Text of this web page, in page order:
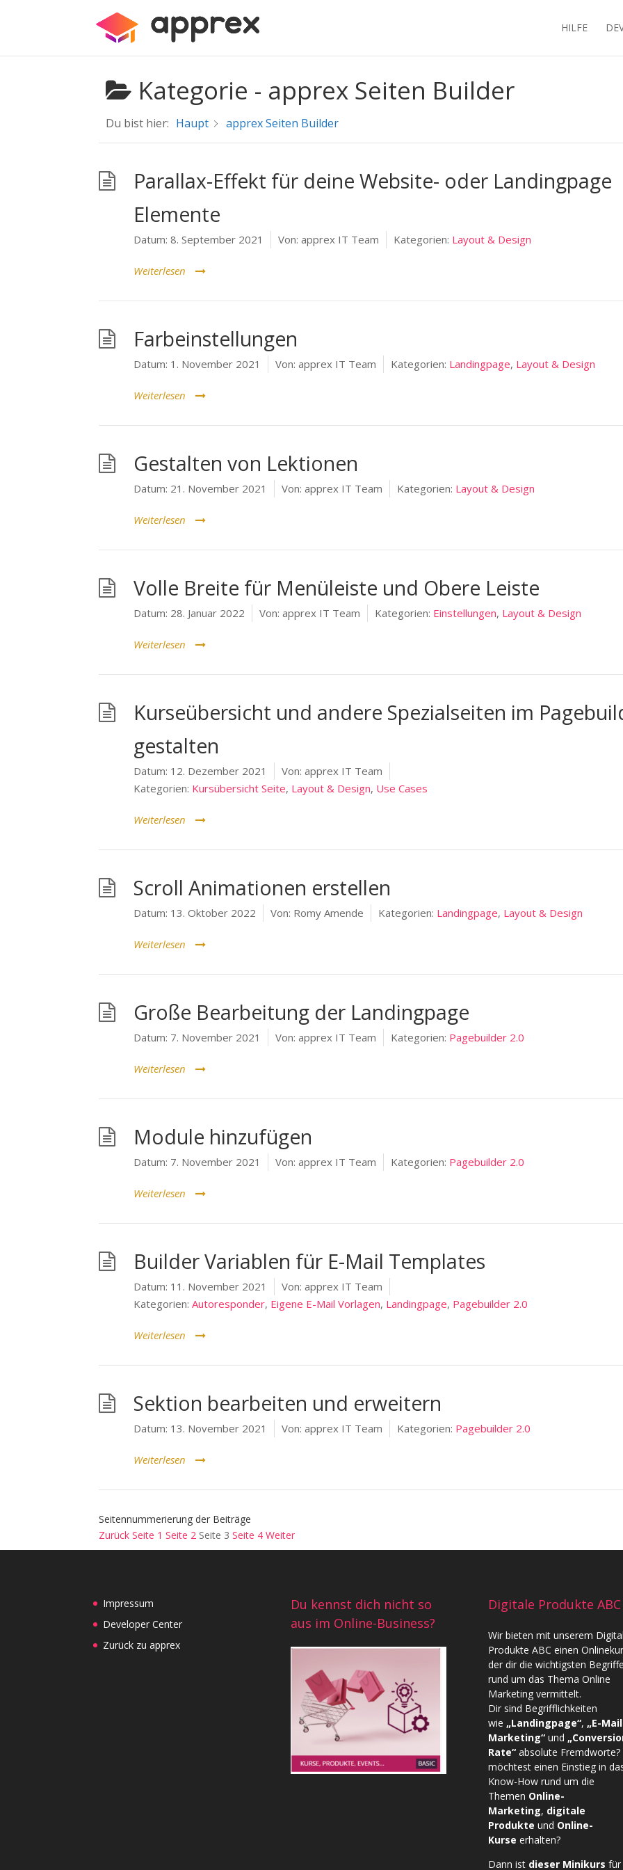
HILFE
Kategorie - apprex Seiten Builder
Du bist hier: Haupt apprex Seiten Builder
Parallax-Effekt für deine Website- oder Landingpage
Elemente
Datum: 8. September 2021 Von: apprex IT Team Kategorien: Layout & Design
Weiterlesen
Farbeinstellungen
Datum: 1. November 2021 Von: apprex IT Team Kategorien: Landingpage, Layout & Design
Weiterlesen
Gestalten von Lektionen
Datum: 21. November 2021 Von: apprex IT Team Kategorien: Layout & Design
Weiterlesen
Volle Breite für Menüleiste und Obere Leiste
Datum: 28. Januar 2022 Von: apprex IT Team Kategorien: Einstellungen, Layout & Design
Weiterlesen
Kurseübersicht und andere Spezialseiten im
gestalten
Datum: 12. Dezember 2021 Von: apprex IT Team
Kategorien: Kursübersicht Seite, Layout & Design, Use Cases
Weiterlesen
Scroll Animationen erstellen
Datum: 13. Oktober 2022 Von: Romy Amende Kategorien: Landingpage, Layout & Design
Weiterlesen
Große Bearbeitung der Landingpage
Datum: 7. November 2021 Von: apprex IT Team Kategorien: Pagebuilder 2.0
Weiterlesen
Module hinzufügen
Datum: 7. November 2021 Von: apprex IT Team Kategorien: Pagebuilder 2.0
Weiterlesen
Builder Variablen für E-Mail Templates
Datum: 11. November 2021 Von: apprex IT Team
Kategorien: Autoresponder, Eigene E-Mail Vorlagen, Landingpage, Pagebuilder 2.0
Weiterlesen
Sektion bearbeiten und erweitern
Datum: 13. November 2021 Von: apprex IT Team Kategorien: Pagebuilder 2.0
Weiterlesen
Seitennummerierung der Beiträge
Zurück Seite 1 Seite 2 Seite 3 Seite 4 Weiter
Impressum
Developer Center
Zurück zu apprex
Du kennst dich nicht so
aus im Online-Business?
Digitale Produkte ABC
Wir bieten mit unserem
Produkte ABC einen
der dir die wichtigsten
rund um das Thema Online
Marketing vermittelt.
Dir sind Begrifflichkeiten
wie „Landingpage“, „E-Mail
Marketing“und
Rate“absolute Fremdworte?
möchtest einen Einstieg in
Know-How rund um die
Themen Online-
Marketing, digitale
Produkte und Online-
Kurse erhalten?
Dann ist dieser Minikurs für